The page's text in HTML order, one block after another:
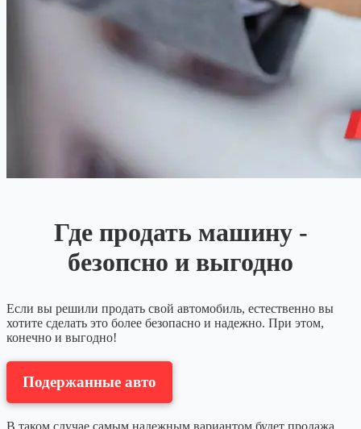
Где продать машину -
безопсно и выгодно
Если вы решили продать свой автомобиль, естественно вы
хотите сделать это более безопасно и надежно. При этом,
конечно и выгодно!
Подержанные авто
В таком случае самым надежным вариантом будет продажа